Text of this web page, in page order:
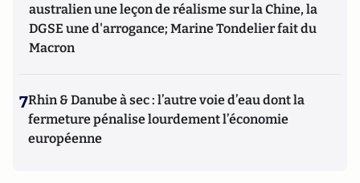
australien une leçon de réalisme sur la Chine, la
DGSE une d'arrogance; Marine Tondelier fait du
Macron
7Rhin & Danube à sec : l’autre voie d’eau dont la
fermeture pénalise lourdement l’économie
européenne